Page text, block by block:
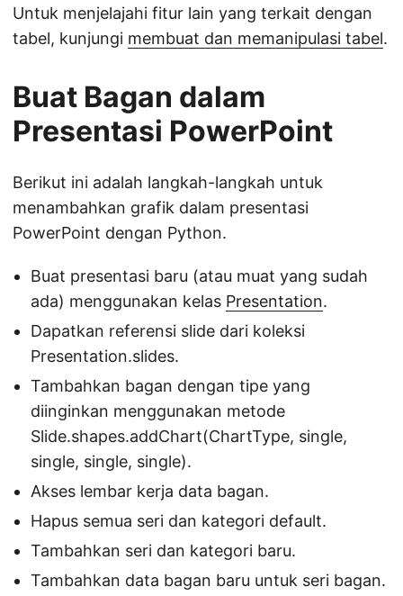
Untuk menjelajahi fitur lain yang terkait dengan
tabel, kunjungi membuat dan memanipulasi tabel.
Buat Bagan dalam
Presentasi PowerPoint
Berikut ini adalah langkah-langkah untuk
menambahkan grafik dalam presentasi
PowerPoint dengan Python.
Buat presentasi baru (atau muat yang sudah
ada) menggunakan kelas Presentation.
Dapatkan referensi slide dari koleksi
Presentation.slides.
Tambahkan bagan dengan tipe yang
diinginkan menggunakan metode
Slide.shapes.addChart(ChartType, single,
single, single, single).
Akses lembar kerja data bagan.
Hapus semua seri dan kategori default.
Tambahkan seri dan kategori baru.
Tambahkan data bagan baru untuk seri bagan.